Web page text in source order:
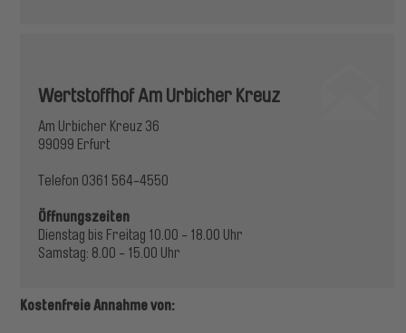
Wertstoffhof Am Urbicher Kreuz
Am Urbicher Kreuz 36
99099 Erfurt
Telefon 0361 564-4550
Öffnungszeiten
Dienstag bis Freitag 10.00 - 18.00 Uhr
Samstag: 8.00 - 15.00 Uhr
Kostenfreie Annahme von: